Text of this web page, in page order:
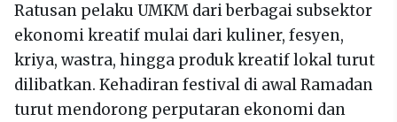
Ratusan pelaku UMKM dari berbagai subsektor
ekonomi kreatif mulai dari kuliner, fesyen,
kriya, wastra, hingga produk kreatif lokal turut
dilibatkan. Kehadiran festival di awal Ramadan
turut mendorong perputaran ekonomi dan